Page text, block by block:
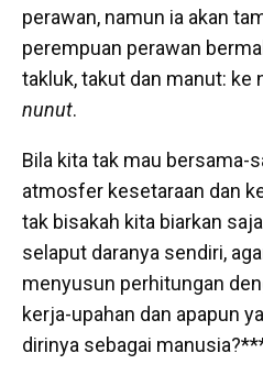
perawan, namun ia akan
perempuan perawan
takluk, takut dan manut: ke
nunut.
Bila kita tak mau bersama-
atmosfer kesetaraan dan
tak bisakah kita biarkan
selaput daranya sendiri,
menyusun perhitungan
kerja-upahan dan apapun
dirinya sebagai